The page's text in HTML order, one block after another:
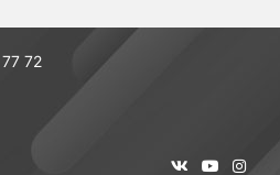
72